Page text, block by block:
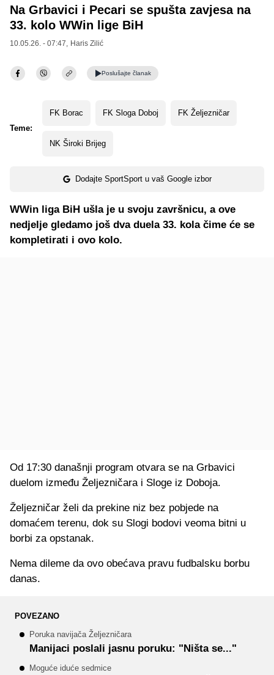
Na Grbavici i Pecari se spušta zavjesa na
33. kolo WWin lige BiH
10.05.26. - 07:47, Haris Zilić
Poslušajte članak
Teme:
FK Borac FK Sloga Doboj FK Željezničar
NK Široki Brijeg
Dodajte SportSport u vaš Google izbor
WWin liga BiH ušla je u svoju završnicu, a ove
nedjelje gledamo još dva duela 33. kola čime će se
kompletirati i ovo kolo.
Od 17:30 današnji program otvara se na Grbavici
duelom između Željezničara i Sloge iz Doboja.
Željezničar želi da prekine niz bez pobjede na
domaćem terenu, dok su Slogi bodovi veoma bitni u
borbi za opstanak.
Nema dileme da ovo obećava pravu fudbalsku borbu
danas.
POVEZANO
Poruka navijača Željezničara
Manijaci poslali jasnu poruku: "Ništa se..."
Moguće iduće sedmice